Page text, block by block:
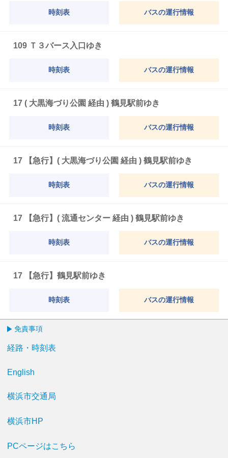
時刻表 バスの運行情報
109 Ｔ３バース入口ゆき
時刻表 バスの運行情報
17 ( 大黒海づり公園 経由 ) 鶴見駅前ゆき
時刻表 バスの運行情報
17 【急行】( 大黒海づり公園 経由 ) 鶴見駅前ゆき
時刻表 バスの運行情報
17 【急行】( 流通センター 経由 ) 鶴見駅前ゆき
時刻表 バスの運行情報
17 【急行】鶴見駅前ゆき
時刻表 バスの運行情報
免責事項
経路・時刻表
English
横浜市交通局
横浜市HP
PCページはこちら